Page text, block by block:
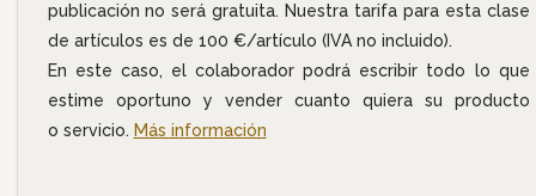
publicación no será gratuita. Nuestra tarifa para esta clase
de artículos es de 100 €/artículo (IVA no incluido).
En este caso, el colaborador podrá escribir todo lo que
estime oportuno y vender cuanto quiera su producto
o servicio. Más información